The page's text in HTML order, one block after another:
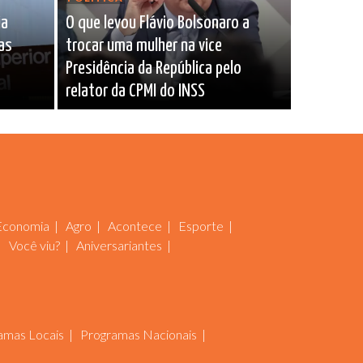
O que levou Flávio Bolsonaro a
trocar uma mulher na vice
Presidência da República pelo
relator da CPMI do INSS
Agro Acontece
Esporte
Você viu?
Aniversariantes
Locais Programas Nacionais